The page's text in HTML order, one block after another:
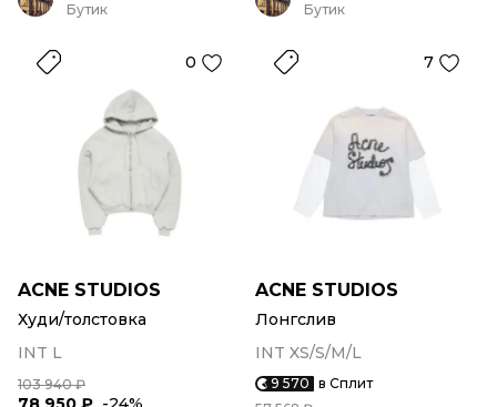
Бутик
0
ACNE STUDIOS
Худи/толстовка
INT L
103 940 ₽
Бутик
7
ACNE STUDIOS
Лонгслив
INT XS/S/M/L
9 570 в Сплит